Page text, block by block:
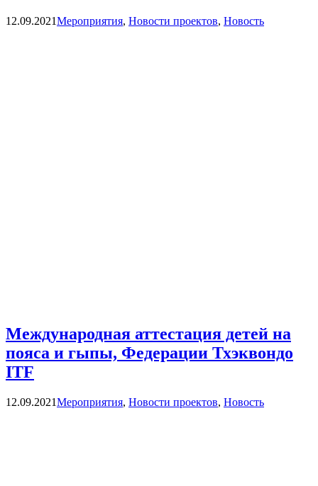
12.09.2021Categories
Мероприятия, Новости проектов, Новость
Международная аттестация детей на
пояса и гыпы, Федерации Тхэквондо
ITF
12.09.2021Categories
Мероприятия, Новости проектов, Новость